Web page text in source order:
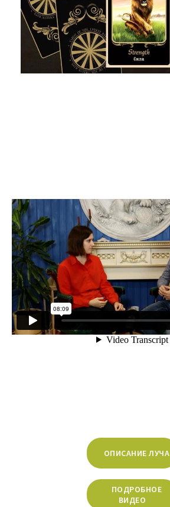
ОПИСАНИЕ ЛУЧА
ПОДРОБНОЕ
ВИДЕО